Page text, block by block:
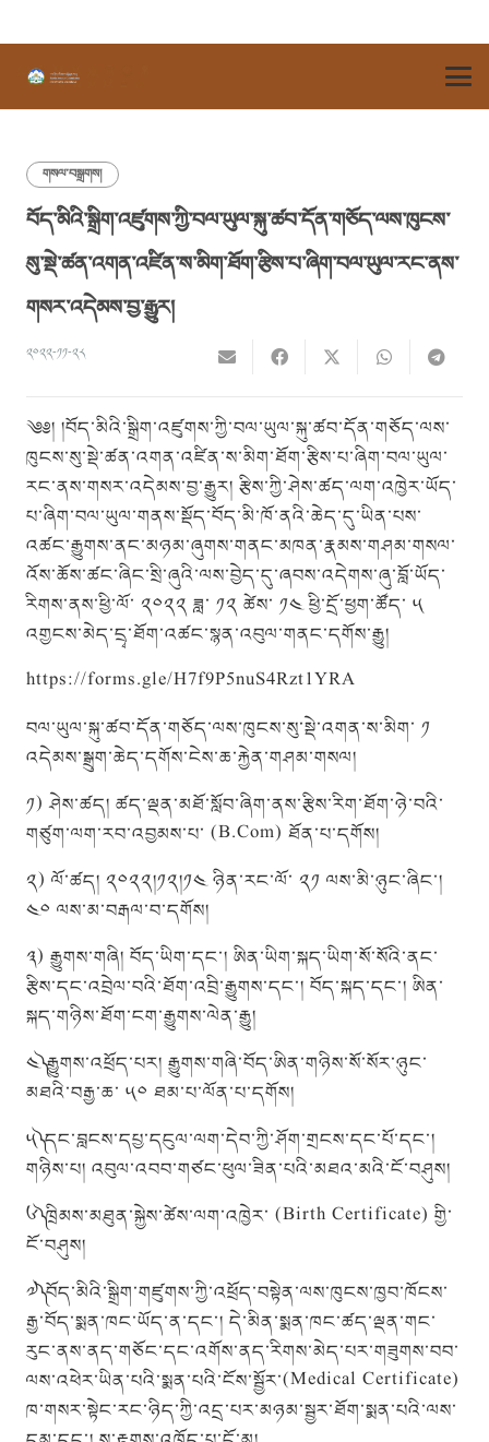
གསལ་བསྒྲགས།
བོད་མིའི་སྒྲིག་འཛུགས་ཀྱི་བལ་ཡུལ་སྐུ་ཚབ་དོན་གཅོད་ལས་ཁུངས་
སུ་སྡེ་ཚན་འགན་འཛིན་ས་མིག་ཐོག་རྩིས་པ་ཞིག་བལ་ཡུལ་རང་ནས་
གསར་འདེམས་བྱ་རྒྱུར།
༢༠༢༢-༡༡-༢༨
༄༅། །བོད་མིའི་སྒྲིག་འཛུགས་ཀྱི་བལ་ཡུལ་སྐུ་ཚབ་དོན་གཅོད་ལས་
ཁུངས་སུ་སྡེ་ཚན་འགན་འཛིན་ས་མིག་ཐོག་རྩིས་པ་ཞིག་བལ་ཡུལ་
རང་ནས་གསར་འདེམས་བྱ་རྒྱུར། རྩིས་ཀྱི་ཤེས་ཚད་ལག་འཁྱེར་ཡོད་
པ་ཞིག་བལ་ཡུལ་གནས་སྡོད་བོད་མི་ཁོ་ནའི་ཆེད་དུ་ཡིན་པས་
འཚང་རྒྱུགས་ནང་མཉམ་ཞུགས་གནང་མཁན་རྣམས་གཤམ་གསལ་
འོས་ཆོས་ཚང་ཞིང་སྲི་ཞུའི་ལས་བྱེད་དུ་ཞབས་འདེགས་ཞུ་བློ་ཡོད་
རིགས་ནས་ཕྱི་ལོ་ ༢༠༢༢ ཟླ་ ༡༢ ཚེས་ ༡༤ ཕྱི་དྲོ་ཕྱག་ཚོད་ ༥
འགྱངས་མེད་དྲྭ་ཐོག་འཚང་སྙན་འབུལ་གནང་དགོས་རྒྱུ།
https://forms.gle/H7f9P5nuS4Rzt1YRA
བལ་ཡུལ་སྐུ་ཚབ་དོན་གཅོད་ལས་ཁུངས་སུ་སྡེ་འགན་ས་མིག་ ༡
འདེམས་སྒྲུག་ཆེད་དགོས་ངེས་ཆ་རྐྱེན་གཤམ་གསལ།
༡) ཤེས་ཚད། ཚད་ལྡན་མཐོ་སློབ་ཞིག་ནས་རྩིས་རིག་ཐོག་ཉེ་བའི་
གཙུག་ལག་རབ་འབྱམས་པ་ (B.Com) ཐོན་པ་དགོས།
༢) ལོ་ཚད། ༢༠༢༢།༡༢།༡༤ ཉིན་རང་ལོ་ ༢༡ ལས་མི་ཉུང་ཞིང་།
༤༠ ལས་མ་བརྒལ་བ་དགོས།
༣) རྒྱུགས་གཞི། བོད་ཡིག་དང་། ཨིན་ཡིག་སྐད་ཡིག་སོ་སོའི་ནང་
རྩིས་དང་འབྲེལ་བའི་ཐོག་འབྲི་རྒྱུགས་དང་། བོད་སྐད་དང་། ཨིན་
སྐད་གཉིས་ཐོག་ངག་རྒྱུགས་ལེན་རྒྱུ།
༤༽ རྒྱུགས་འཕྲོད་པར། རྒྱུགས་གཞི་བོད་ཨིན་གཉིས་སོ་སོར་ཉུང་
མཐའི་བརྒྱ་ཆ་ ༥༠ ཐམ་པ་ལོན་པ་དགོས།
༥༽ དང་བླངས་དཔྱ་དངུལ་ལག་དེབ་ཀྱི་ཤོག་གྲངས་དང་པོ་དང་།
གཉིས་པ། འབུལ་འབབ་གཙང་ཕུལ་ཟིན་པའི་མཐའ་མའི་ངོ་བཤུས།
༦༽ ཁྲིམས་མཐུན་སྐྱེས་ཚེས་ལག་འཁྱེར་ (Birth Certificate) གྱི་
ངོ་བཤུས།
༧༽ བོད་མིའི་སྒྲིག་གཛུགས་ཀྱི་འཕྲོད་བསྟེན་ལས་ཁུངས་ཁྱབ་ཁོངས་
རྒྱ་བོད་སྨན་ཁང་ཡོད་ན་དང་། དེ་མིན་སྨན་ཁང་ཚད་ལྡན་གང་
རུང་ནས་ནད་གཅོང་དང་འགོས་ནད་རིགས་མེད་པར་གཟུགས་བབ་
ལས་འཕེར་ཡིན་པའི་སྨན་པའི་ངོས་སྦྱོར་(Medical Certificate)
ཁ་གསར་སྟེང་རང་ཉིད་ཀྱི་འདྲ་པར་མཉམ་སྦྱར་ཐོག་སྨན་པའི་ལས་